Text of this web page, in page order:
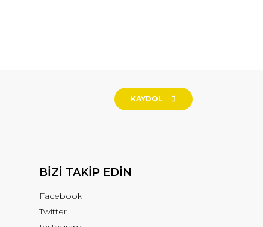
KAYDOL
BİZİ TAKİP EDİN
Facebook
Twitter